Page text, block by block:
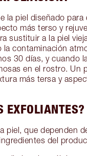
piel diseñado para
más terso y
sustituir a la piel
contaminación
30 días, y cuando
en el rostro. Un
más tersa y
EXFOLIANTES?
piel, que dependen
del